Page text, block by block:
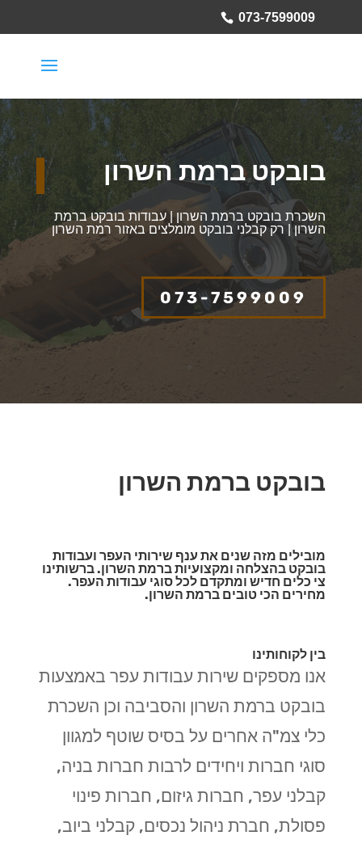
073-7599009
בובקט ברמת השרון
השכרת בובקט ברמת השרון | עבודות בובקט ברמת
השרון | רק קבלני בובקט מומלצים באזור רמת השרון
073-7599009
בובקט ברמת השרון
מובילים מזה שנים את ענף שירותי העפר ועבודות
בובקט בהצלחה ומקצועיות ברמת השרון. ברשותינו
צי כלים חדיש ומתקדם לכל סוגי עבודות העפר.
מחירים הכי טובים ברמת השרון.
בין לקוחותינו
אנו מספקים שירות עבודות עפר באמצעות
בובקט ברמת השרון והסביבה וכן השכרת
כלי צמ"ה אחרים על בסיס שוטף למגוון
סוגי חברות ויחידים לרבות חברות בניה,
קבלני עפר, חברות גיזום, חברות פינוי
פסולת, חברת ניהול נכסים, קבלני ביוב,